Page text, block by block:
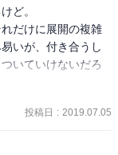
ど。
だけに展開の複雑
いが、付き合うし
いていけないだろ
投稿日 : 2019.07.05